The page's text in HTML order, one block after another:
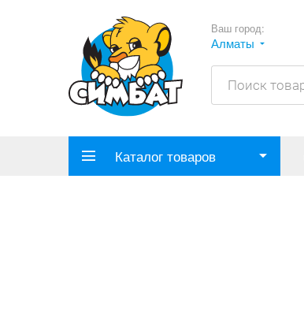
Ваш город:
Алматы
Каталог товаров